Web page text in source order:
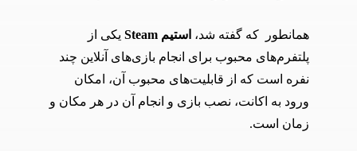
همانطور که گفته شد، استیم Steam
یکی از
پلتفرم‌های محبوب برای انجام بازی‌های آنلاین چند
نفره است که از قابلیت‌های محبوب آن، امکان
ورود به اکانت، نصب بازی و انجام آن در هر مکان و
زمان است.